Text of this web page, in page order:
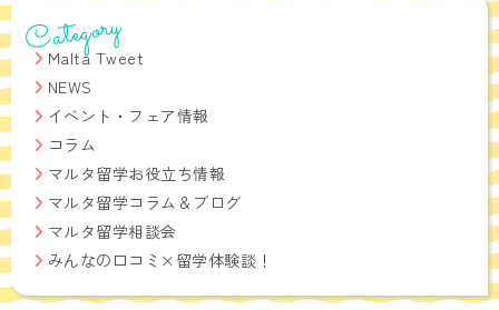
アットマルタ運営 株式会社a domani
Email:ciao★adomani-italia.com (★を半角アットマークにしてくださ
い)
Category
Malta Tweet
NEWS
イベント・フェア情報
コラム
マルタ留学お役立ち情報
マルタ留学コラム＆ブログ
マルタ留学相談会
みんなの口コミ×留学体験談！